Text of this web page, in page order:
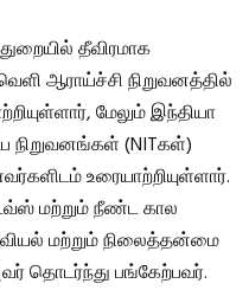
தீவிரமாக
ஆராய்ச்சி நிறுவனத்தில்
மேலும் இந்தியா
நிறுவனங்கள் (NITகள்)
உரையாற்றியுள்ளார்.
மற்றும் நீண்ட கால
மற்றும் நிலைத்தன்மை
தொடர்ந்து பங்கேற்பவர்.